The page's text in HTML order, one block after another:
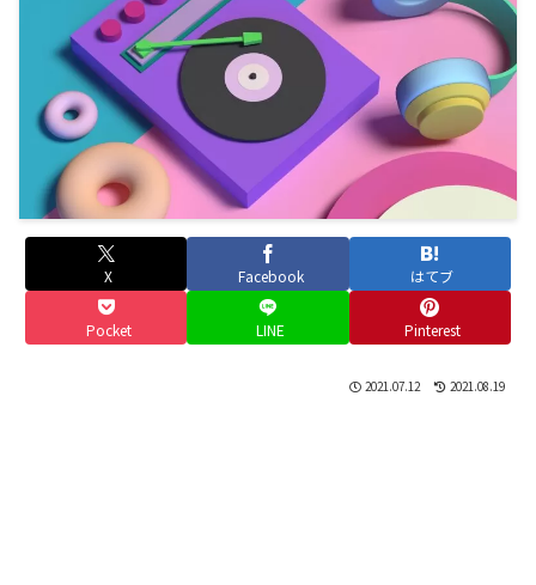
X Facebook はてブ
Pocket LINE Pinterest
2021.07.12 2021.08.19